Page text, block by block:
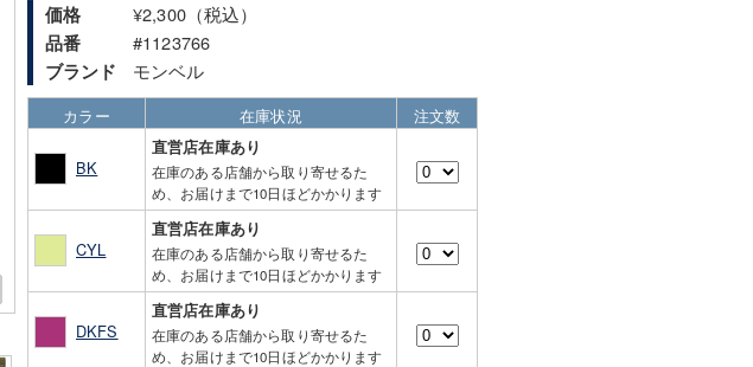
価格 ¥2,300（税込）
品番 #1123766
ブランド モンベル
カラー 在庫状況 注文数
BK
直営店在庫あり
在庫のある店舗から取り寄せるた
め、お届けまで10日ほどかかります
CYL
直営店在庫あり
在庫のある店舗から取り寄せるた
め、お届けまで10日ほどかかります
DKFS
直営店在庫あり
在庫のある店舗から取り寄せるた
め、お届けまで10日ほどかかります